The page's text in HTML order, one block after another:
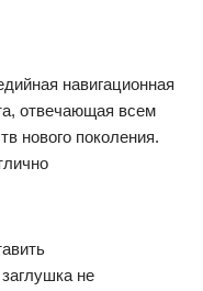
навигационная
отвечающая всем
нового поколения.
не